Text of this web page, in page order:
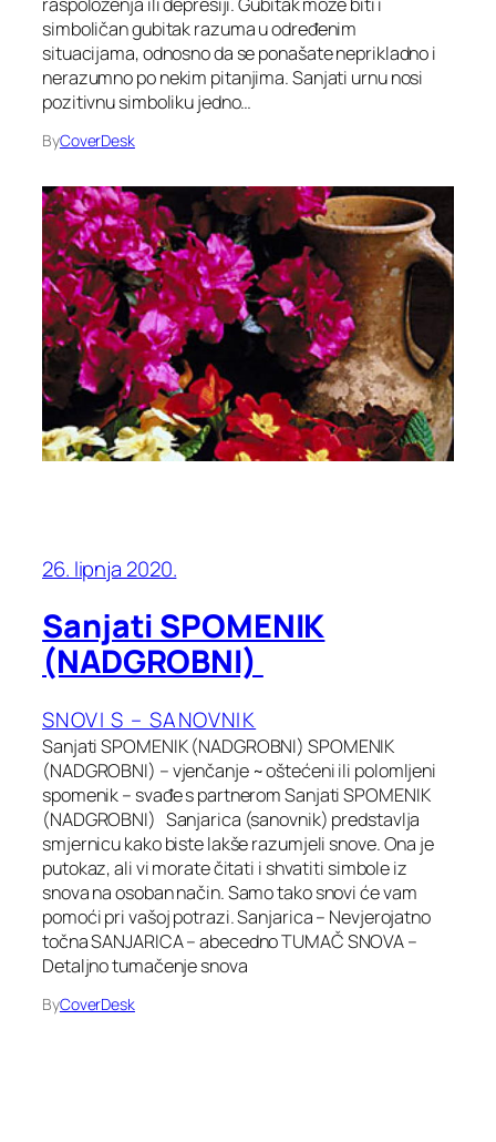
simboličan gubitak razuma u određenim
situacijama, odnosno da se ponašate neprikladno i
nerazumno po nekim pitanjima. Sanjati urnu nosi
pozitivnu simboliku jedno…
ByCoverDesk
26. lipnja 2020.
Sanjati SPOMENIK
(NADGROBNI)
SNOVI S – SANOVNIK
Sanjati SPOMENIK (NADGROBNI) SPOMENIK
(NADGROBNI) – vjenčanje ~ oštećeni ili polomljeni
spomenik – svađe s partnerom Sanjati SPOMENIK
(NADGROBNI) Sanjarica (sanovnik) predstavlja
smjernicu kako biste lakše razumjeli snove. Ona je
putokaz, ali vi morate čitati i shvatiti simbole iz
snova na osoban način. Samo tako snovi će vam
pomoći pri vašoj potrazi. Sanjarica – Nevjerojatno
točna SANJARICA – abecedno TUMAČ SNOVA –
Detaljno tumačenje snova
ByCoverDesk